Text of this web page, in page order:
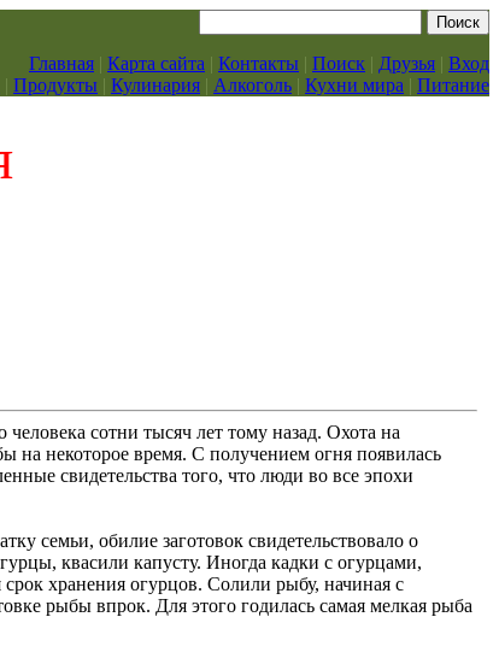
Главная | Карта сайта | Контакты | Поиск | Друзья | Вход
| Продукты | Кулинария | Алкоголь | Кухни мира | Питание
сотни тысяч лет тому назад. Охота на
на некоторое время. С получением огня появилась
свидетельства того, что люди во все эпохи
семьи, обилие заготовок свидетельствовало о
квасили капусту. Иногда кадки с огурцами,
хранения огурцов. Солили рыбу, начиная с
рыбы впрок. Для этого годилась самая мелкая рыба